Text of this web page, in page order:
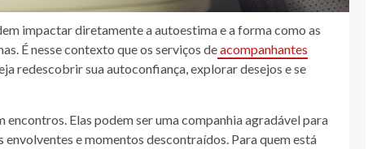
impactar diretamente a autoestima e a forma como as
É nesse contexto que os serviços deacompanhantes
redescobrir sua autoconfiança, explorar desejos e se
encontros. Elas podem ser uma companhia agradável para
e momentos descontraídos. Para quem está